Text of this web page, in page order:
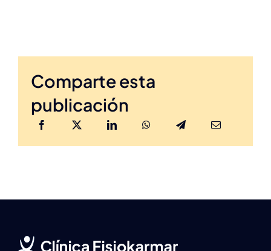
Comparte esta
publicación